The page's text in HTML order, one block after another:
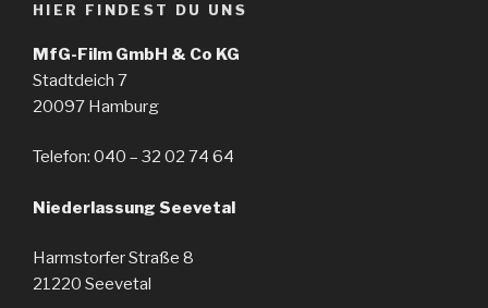
HIER FINDEST DU UNS
MfG-Film GmbH & Co KG
Stadtdeich 7
20097 Hamburg
Telefon: 040 – 32 02 74 64
Niederlassung Seevetal
Harmstorfer Straße 8
21220 Seevetal